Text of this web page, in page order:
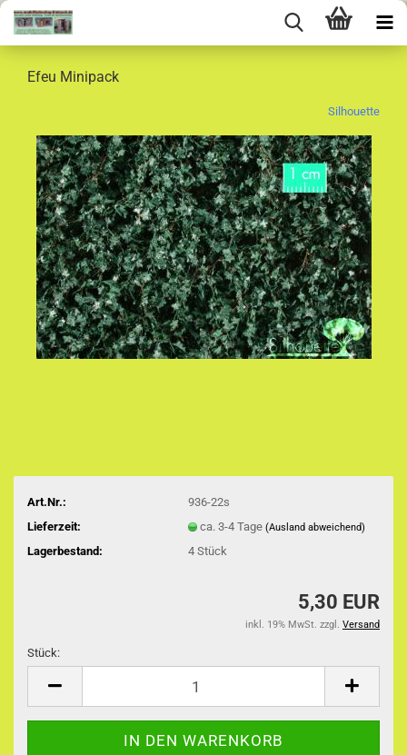
Efeu Minipack
Silhouette
Art.Nr.:
936-22s
Lieferzeit:
ca. 3-4 Tage (Ausland abweichend)
Lagerbestand: 4 Stück
5,30 EUR
inkl. 19% MwSt. zzgl. Versand
Stück: